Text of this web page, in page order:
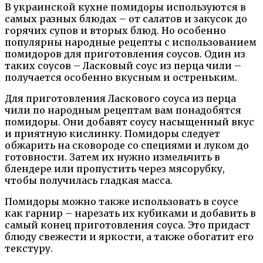
В украинской кухне помидоры используются в
самых разных блюдах – от салатов и закусок до
горячих супов и вторых блюд. Но особенно
популярны народные рецепты с использованием
помидоров для приготовления соусов. Один из
таких соусов – Ласковый соус из перца чили –
получается особенно вкусным и остреньким.
Для приготовления Ласкового соуса из перца
чили по народным рецептам вам понадобятся
помидоры. Они добавят соусу насыщенный вкус
и приятную кислинку. Помидоры следует
обжарить на сковороде со специями и луком до
готовности. Затем их нужно измельчить в
блендере или пропустить через мясорубку,
чтобы получилась гладкая масса.
Помидоры можно также использовать в соусе
как гарнир – нарезать их кубиками и добавить в
самый конец приготовления соуса. Это придаст
блюду свежести и яркости, а также обогатит его
текстуру.